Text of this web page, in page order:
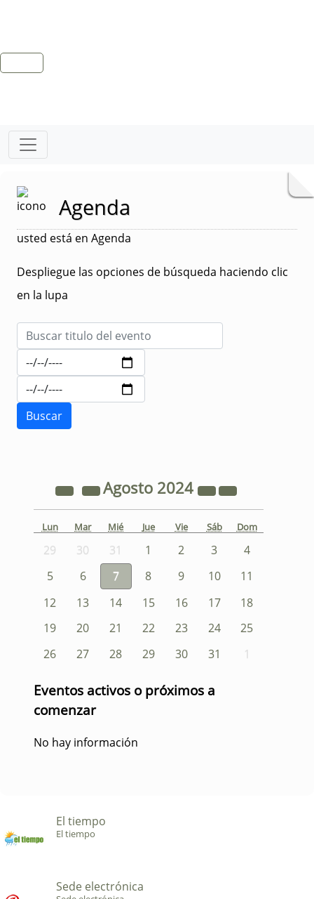
Agenda
usted está en Agenda
Despliegue las opciones de búsqueda haciendo clic
en la lupa
Agosto 2024
Lun Mar Mié Jue Vie Sáb Dom
29 30 31 1 2 3
4
5
6 7 8 9 10
11
12
13 14 15 16 17
18
19
20 21 22 23 24
25
26
27 28 29 30 31 1
Eventos activos o próximos a
comenzar
No hay información
El tiempo
El tiempo
Sede electrónica